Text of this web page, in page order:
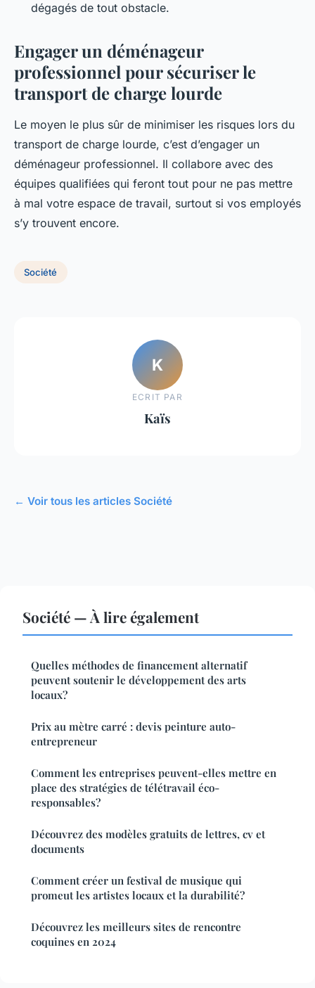
dégagés de tout obstacle.
Engager un déménageur
professionnel pour sécuriser le
transport de charge lourde
Le moyen le plus sûr de minimiser les risques lors du
transport de charge lourde, c’est d’engager un
déménageur professionnel. Il collabore avec des
équipes qualifiées qui feront tout pour ne pas mettre
à mal votre espace de travail, surtout si vos employés
s’y trouvent encore.
Société
K
ECRIT PAR
Kaïs
← Voir tous les articles Société
Société — À lire également
Quelles méthodes de financement alternatif
peuvent soutenir le développement des arts
locaux?
Prix au mètre carré : devis peinture auto-
entrepreneur
Comment les entreprises peuvent-elles mettre en
place des stratégies de télétravail éco-
responsables?
Découvrez des modèles gratuits de lettres, cv et
documents
Comment créer un festival de musique qui
promeut les artistes locaux et la durabilité?
Découvrez les meilleurs sites de rencontre
coquines en 2024